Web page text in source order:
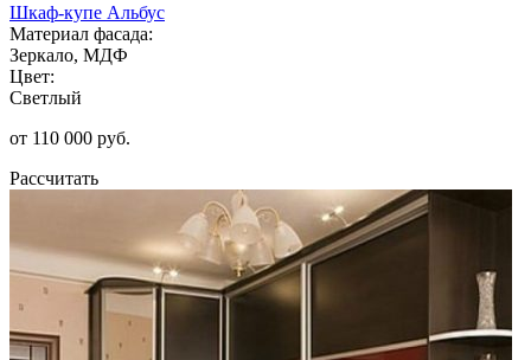
Шкаф-купе Альбус
Материал фасада:
Зеркало, МДФ
Цвет:
Светлый
от 110 000 руб.
Рассчитать